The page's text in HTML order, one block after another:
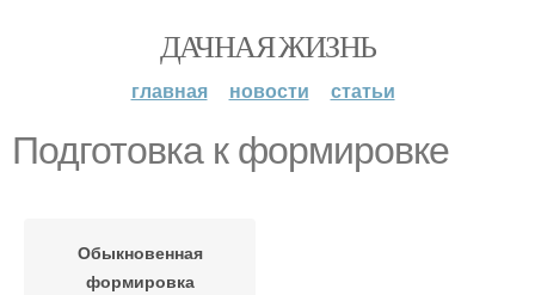
ДАЧНАЯ ЖИЗНЬ
главная новости статьи
Подготовка к формировке
Обыкновенная
формировка